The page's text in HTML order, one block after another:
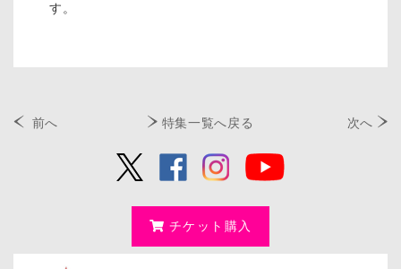
す。
前へ 特集一覧へ戻る 次へ
チケット購入